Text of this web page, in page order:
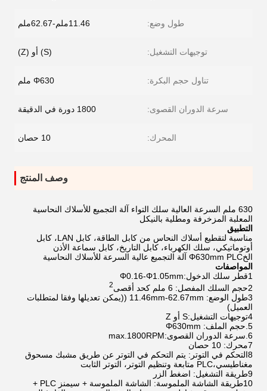
طول وضع: 11.46ملم-62.67ملم
توجيهات التشغيل: (S) أو (Z)
تناول حجم البكرة: Φ630 ملم
سرعة الدوران القصوى: 1800 دورة في الدقيقة
المحرك: 10 حصان
وصف المنتج
630 ملم السرعة العالية سلك التواء آلة التجميع للأسلاك النحاسية
المعلبة المزخرفة ومطلية بالنيكل
التطبيق
مناسبة لتقطيع أسلاك النحاس من كابل الطاقة، كابل LAN، كابل
أوتوماتيكي، سلك الكهرباء، كابل التاريخ، كابل سماعة الأذن
الخΦ630mm PLC آلة التجميع عالية السرعة للأسلاك النحاسية
المواصفات
1قطر سلك الدخول:Φ0.16-Φ1.05mm
2حجم السلك المفصل: 6 ملم كحد أقصى
2
3طول الوضع: 11.46mm-62.67mm ((يمكن تعديلها وفقا لمتطلبات
العميل)
4توجيهات التشغيل:S أو Z
5.حجم الملف: Φ630mm
6.سرعة الدوران القصوى:max.1800RPM
7محرك: 10 حصان
8التحكم في التوتر: يتم التحكم في التوتر عن طريق مشبك مسحوق
مغناطيسي،PLC متابعة وتنظيم التوتر، التوتر الثابت
9طريقة التشغيل: اضغط الزر
10طريقة الشاشة الملموسة: الشاشة الملموسة + سيمنز PLC +